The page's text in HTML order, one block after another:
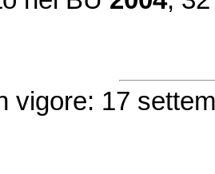
vigore: 17